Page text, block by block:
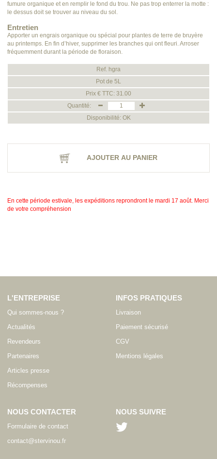
fumure organique et en remplir le fond du trou. Ne pas trop enterrer la motte :
le dessus doit se trouver au niveau du sol.
Entretien
Apporter un engrais organique ou spécial pour plantes de terre de bruyère
au printemps. En fin d’hiver, supprimer les branches qui ont fleuri. Arroser
fréquemment durant la période de floraison.
Ref. hgra
Pot de 5L
Prix € TTC: 31.00
Quantité:
Disponibilité: OK
AJOUTER AU PANIER
En cette période estivale, les expéditions reprondront le mardi 17 août. Merci
de votre compréhension
L'ENTREPRISE
Qui sommes-nous ?
Actualités
Revendeurs
Partenaires
Articles presse
Récompenses
INFOS PRATIQUES
Livraison
Paiement sécurisé
CGV
Mentions légales
NOUS CONTACTER
Formulaire de contact
contact@stervinou.fr
NOUS SUIVRE